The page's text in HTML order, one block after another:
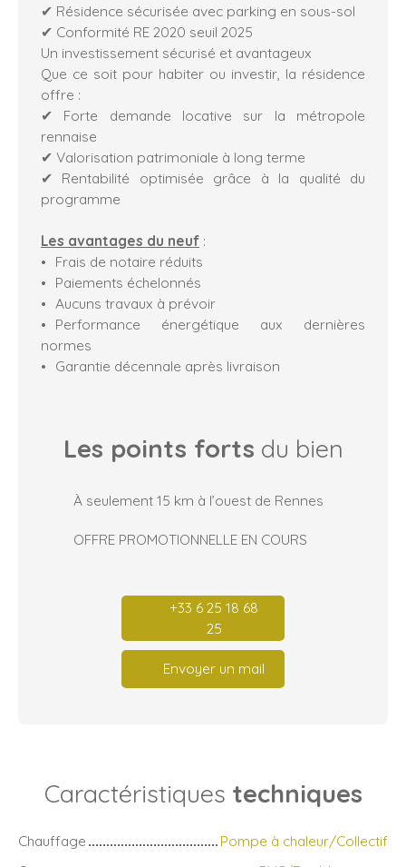
✔ Résidence sécurisée avec parking en sous-sol
✔ Conformité RE 2020 seuil 2025
Un investissement sécurisé et avantageux
Que ce soit pour habiter ou investir, la résidence
offre :
✔ Forte demande locative sur la métropole
rennaise
✔ Valorisation patrimoniale à long terme
✔ Rentabilité optimisée grâce à la qualité du
programme
Les avantages du neuf :
Frais de notaire réduits
Paiements échelonnés
Aucuns travaux à prévoir
Performance énergétique aux dernières
normes
Garantie décennale après livraison
Les points forts du bien
À seulement 15 km à l’ouest de Rennes
OFFRE PROMOTIONNELLE EN COURS
+33 6 25 18 68
25
Envoyer un mail
Caractéristiques techniques
Chauffage
Pompe à chaleur/Collectif